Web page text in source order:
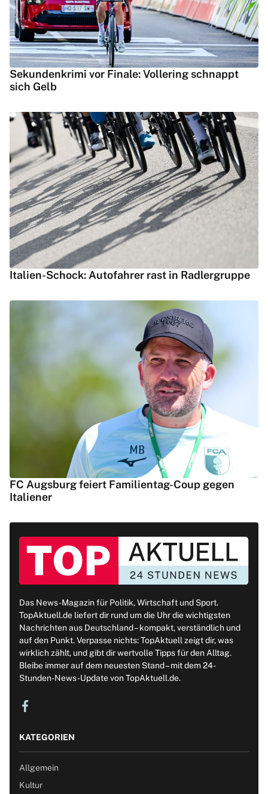
Sekundenkrimi vor Finale: Vollering schnappt
sich Gelb
Italien-Schock: Autofahrer rast in Radlergruppe
FC Augsburg feiert Familientag-Coup gegen
Italiener
Das News-Magazin für Politik, Wirtschaft und Sport.
TopAktuell.de liefert dir rund um die Uhr die wichtigsten
Nachrichten aus Deutschland – kompakt, verständlich und
auf den Punkt. Verpasse nichts: TopAktuell zeigt dir, was
wirklich zählt, und gibt dir wertvolle Tipps für den Alltag.
Bleibe immer auf dem neuesten Stand – mit dem 24-
Stunden-News-Update von TopAktuell.de.
KATEGORIEN
Allgemein
Kultur